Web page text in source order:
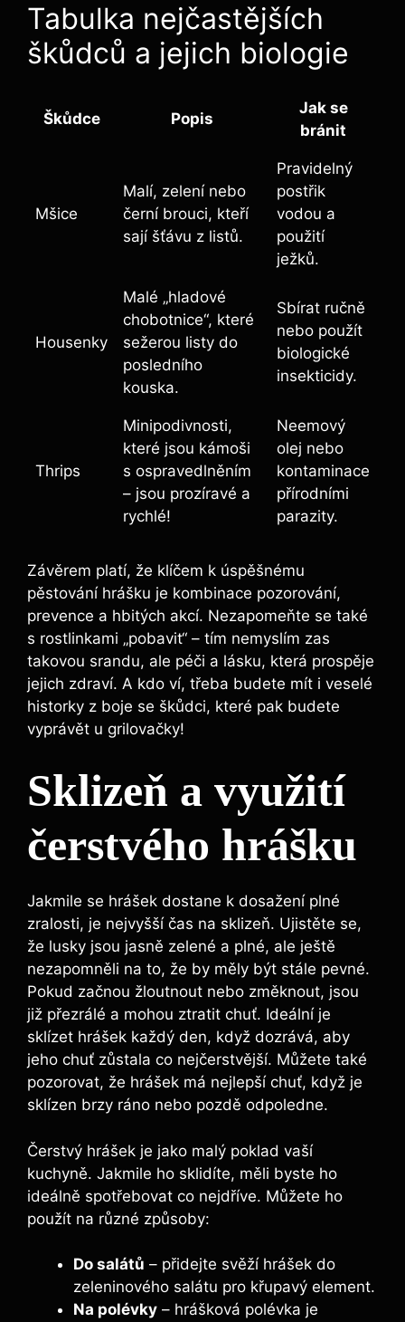
Tabulka nejčastějších
škůdců a jejich biologie
Škůdce Popis
Jak se
bránit
Mšice
Malí, zelení nebo
černí brouci, kteří
sají šťávu z listů.
Pravidelný
postřik
vodou a
použití
ježků.
Housenky
Malé „hladové
chobotnice“, které
sežerou listy do
posledního
kouska.
Sbírat ručně
nebo použít
biologické
insekticidy.
Thrips
Minipodivnosti,
které jsou kámoši
s ospravedlněním
– jsou prozíravé a
rychlé!
Neemový
olej nebo
kontaminace
přírodními
parazity.
Závěrem platí, že klíčem k úspěšnému
pěstování hrášku je kombinace pozorování,
prevence a hbitých akcí. Nezapomeňte se také
s rostlinkami „pobavit“ – tím nemyslím zas
takovou srandu, ale péči a lásku, která prospěje
jejich zdraví. A kdo ví, třeba budete mít i veselé
historky z boje se škůdci, které pak budete
vyprávět u grilovačky!
Sklizeň a využití
čerstvého hrášku
Jakmile se hrášek dostane k dosažení plné
zralosti, je nejvyšší čas na sklizeň. Ujistěte se,
že lusky jsou jasně zelené a plné, ale ještě
nezapomněli na to, že by měly být stále pevné.
Pokud začnou žloutnout nebo změknout, jsou
již přezrálé a mohou ztratit chuť. Ideální je
sklízet hrášek každý den, když dozrává, aby
jeho chuť zůstala co nejčerstvější. Můžete také
pozorovat, že hrášek má nejlepší chuť, když je
sklízen brzy ráno nebo pozdě odpoledne.
Čerstvý hrášek je jako malý poklad vaší
kuchyně. Jakmile ho sklidíte, měli byste ho
ideálně spotřebovat co nejdříve. Můžete ho
použít na různé způsoby:
Do salátů – přidejte svěží hrášek do
zeleninového salátu pro křupavý element.
Na polévky – hrášková polévka je